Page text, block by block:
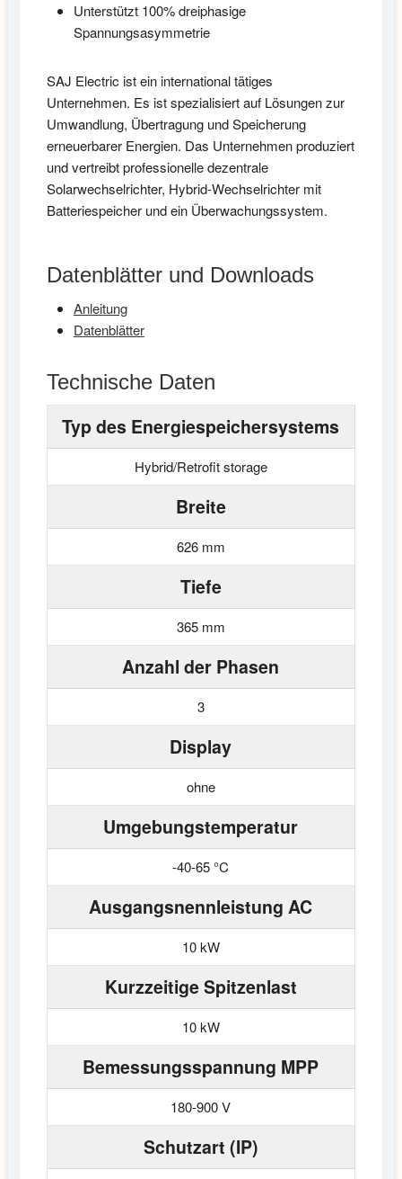
Unterstützt 100% dreiphasige
Spannungsasymmetrie
SAJ Electric ist ein international tätiges
Unternehmen. Es ist spezialisiert auf Lösungen zur
Umwandlung, Übertragung und Speicherung
erneuerbarer Energien. Das Unternehmen produziert
und vertreibt professionelle dezentrale
Solarwechselrichter, Hybrid-Wechselrichter mit
Batteriespeicher und ein Überwachungssystem.
Datenblätter und Downloads
Anleitung
Datenblätter
Technische Daten
Typ des Energiespeichersystems
Hybrid/Retrofit storage
Breite
626 mm
Tiefe
365 mm
Anzahl der Phasen
3
Display
ohne
Umgebungstemperatur
-40-65 °C
Ausgangsnennleistung AC
10 kW
Kurzzeitige Spitzenlast
10 kW
Bemessungsspannung MPP
180-900 V
Schutzart (IP)